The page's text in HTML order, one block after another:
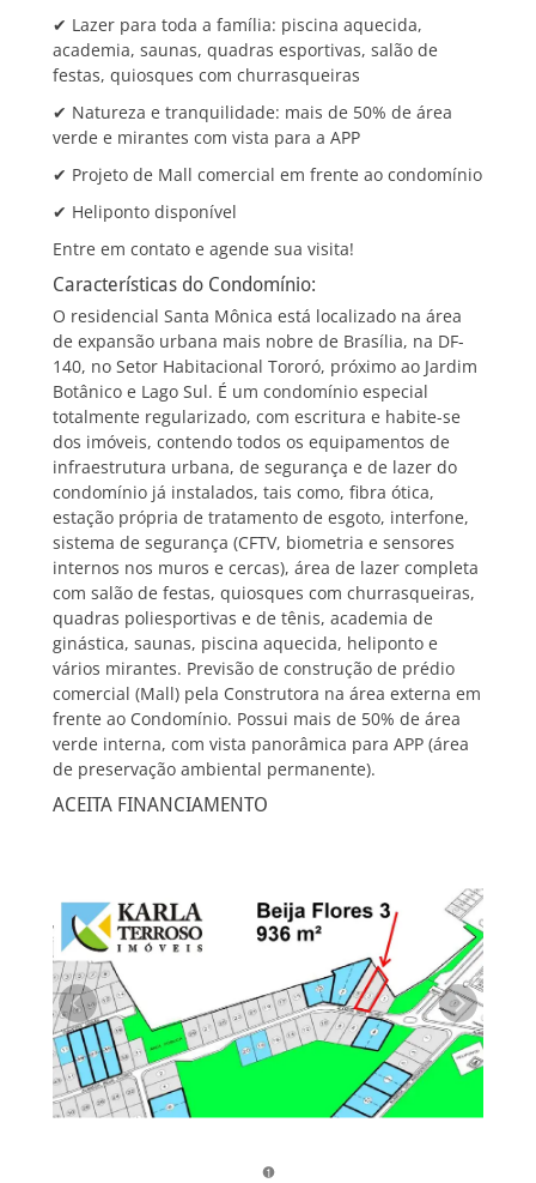
✔ Lazer para toda a família: piscina aquecida,
academia, saunas, quadras esportivas, salão de
festas, quiosques com churrasqueiras
✔ Natureza e tranquilidade: mais de 50% de área
verde e mirantes com vista para a APP
✔ Projeto de Mall comercial em frente ao condomínio
✔ Heliponto disponível
Entre em contato e agende sua visita!
Características do Condomínio:
O residencial Santa Mônica está localizado na área
de expansão urbana mais nobre de Brasília, na DF-
140, no Setor Habitacional Tororó, próximo ao Jardim
Botânico e Lago Sul. É um condomínio especial
totalmente regularizado, com escritura e habite-se
dos imóveis, contendo todos os equipamentos de
infraestrutura urbana, de segurança e de lazer do
condomínio já instalados, tais como, fibra ótica,
estação própria de tratamento de esgoto, interfone,
sistema de segurança (CFTV, biometria e sensores
internos nos muros e cercas), área de lazer completa
com salão de festas, quiosques com churrasqueiras,
quadras poliesportivas e de tênis, academia de
ginástica, saunas, piscina aquecida, heliponto e
vários mirantes. Previsão de construção de prédio
comercial (Mall) pela Construtora na área externa em
frente ao Condomínio. Possui mais de 50% de área
verde interna, com vista panorâmica para APP (área
de preservação ambiental permanente).
ACEITA FINANCIAMENTO